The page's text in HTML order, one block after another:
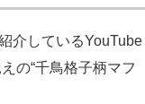
介しているYouTube
の“千鳥格子柄マフ